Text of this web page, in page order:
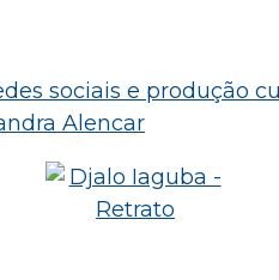
sociais e produção
Alencar